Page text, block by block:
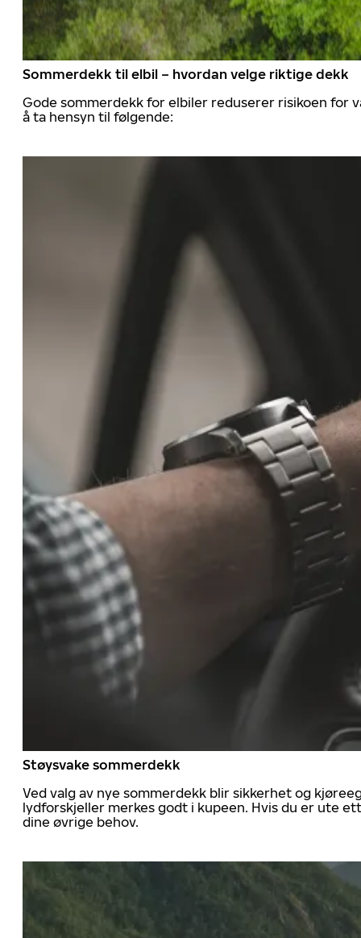
Sommerdekk til elbil – hvordan velge riktige dekk
Gode sommerdekk for elbiler reduserer risikoen for
å ta hensyn til følgende:
Støysvake sommerdekk
Ved valg av nye sommerdekk blir sikkerhet og
lydforskjeller merkes godt i kupeen. Hvis du er ute
dine øvrige behov.